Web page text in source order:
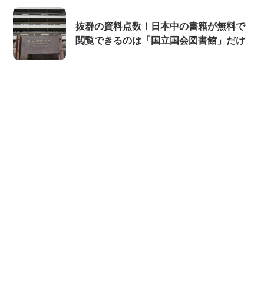
抜群の資料点数！日本中の書籍が無料で
閲覧できるのは「国立国会図書館」だけ